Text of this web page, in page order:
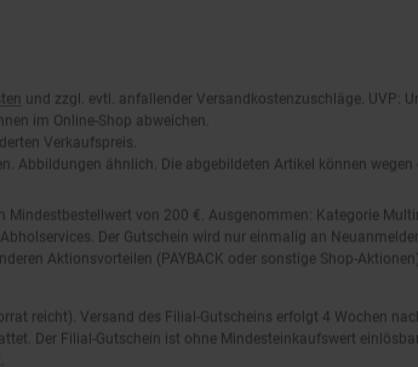
im Online-Shop abweichen.
Verkaufspreis.
Abbildungen ähnlich. Die abgebildeten Artikel können
von 200 €. Ausgenommen: Kategorie
Der Gutschein wird nur einmalig an
Aktionsvorteilen (PAYBACK oder sonstige Shop-
reicht). Versand des Filial-Gutscheins erfolgt 4 Wochen
Der Filial-Gutschein ist ohne Mindesteinkaufswert